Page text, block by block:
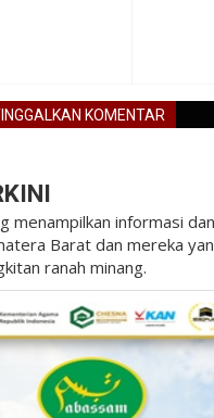
KOMENTAR
menampilkan informasi
Barat dan mereka
ranah minang.